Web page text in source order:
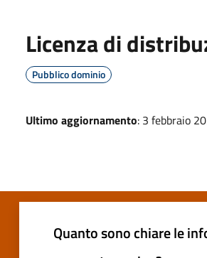
Licenza di
Pubblico dominio
Ultimo aggiornamento: 3 febbraio
Quanto sono chiare le